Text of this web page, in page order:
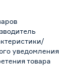
уведомления
товара